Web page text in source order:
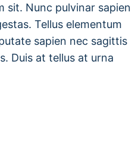
sit. Nunc pulvinar sapien
Tellus elementum
sapien nec sagittis
Duis at tellus at urna